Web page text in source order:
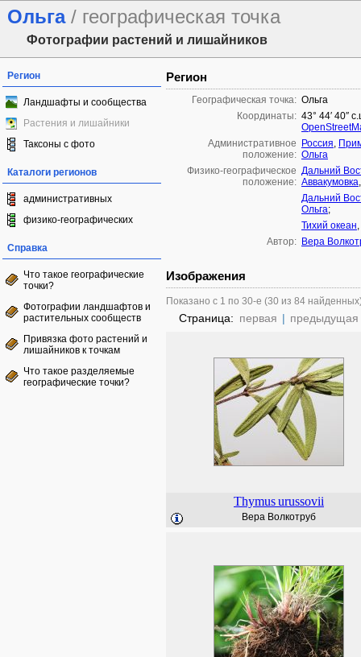
Ольга / географическая точка
Фотографии растений и лишайников
Регион
Ландшафты и сообщества
Растения и лишайники
Таксоны с фото
Каталоги регионов
административных
физико-географических
Справка
Что такое географические
точки?
Фотографии ландшафтов и
растительных сообществ
Привязка фото растений и
лишайников к точкам
Что такое разделяемые
географические точки?
Регион
Географическая точка: Ольга
Координаты: 43° 44′ 40″
Административное
положение:
Россия,
Ольга
Физико-географическое
положение:
Дальний
Аввакумовка
Дальний
Ольга;
Тихий океан,
Автор: Вера
Изображения
Показано с 1 по 30-е (30 из 84
Страница: первая | предыдущая
Thymusurussovii
Вера Волкотруб